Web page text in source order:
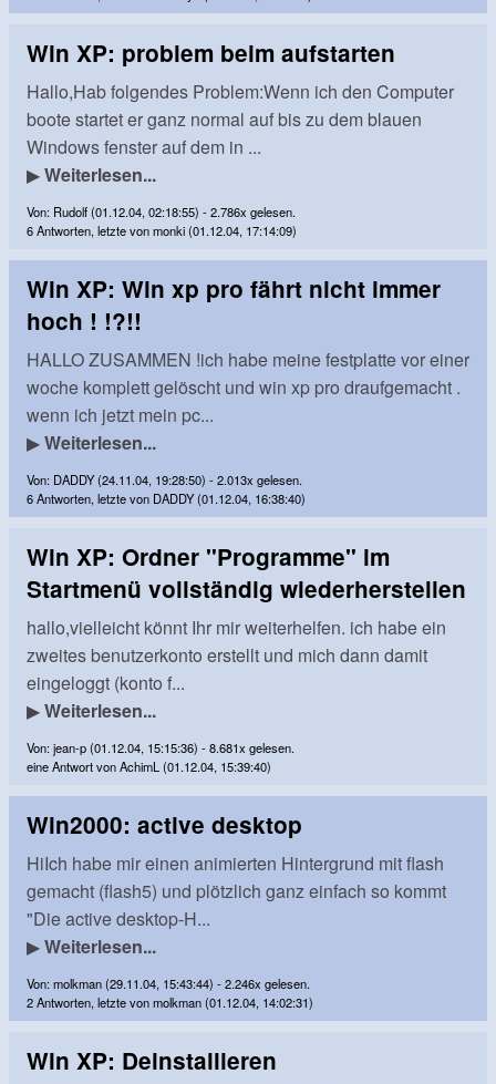
Win XP: problem beim aufstarten
Hallo,Hab folgendes Problem:Wenn ich den Computer
boote startet er ganz normal auf bis zu dem blauen
Windows fenster auf dem in ...
▶Weiterlesen...
Von: Rudolf (01.12.04, 02:18:55) - 2.786x gelesen.
6 Antworten, letzte von monki (01.12.04, 17:14:09)
Win XP: Win xp pro fährt nicht immer
hoch ! !?!!
HALLO ZUSAMMEN !ich habe meine festplatte vor einer
woche komplett gelöscht und win xp pro draufgemacht .
wenn ich jetzt mein pc...
▶Weiterlesen...
Von: DADDY (24.11.04, 19:28:50) - 2.013x gelesen.
6 Antworten, letzte von DADDY (01.12.04, 16:38:40)
Win XP: Ordner "Programme" im
Startmenü vollständig wiederherstellen
hallo,vielleicht könnt Ihr mir weiterhelfen. ich habe ein
zweites benutzerkonto erstellt und mich dann damit
eingeloggt (konto f...
▶Weiterlesen...
Von: jean-p (01.12.04, 15:15:36) - 8.681x gelesen.
eine Antwort von AchimL (01.12.04, 15:39:40)
Win2000: active desktop
HiIch habe mir einen animierten Hintergrund mit flash
gemacht (flash5) und plötzlich ganz einfach so kommt
"Die active desktop-H...
▶Weiterlesen...
Von: molkman (29.11.04, 15:43:44) - 2.246x gelesen.
2 Antworten, letzte von molkman (01.12.04, 14:02:31)
Win XP: Deinstallieren